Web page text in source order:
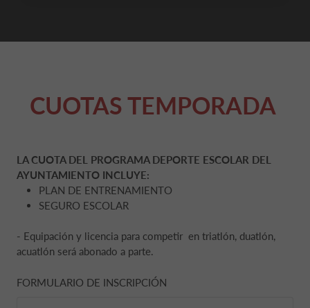
CUOTAS TEMPORADA
LA CUOTA DEL PROGRAMA DEPORTE ESCOLAR DEL
AYUNTAMIENTO INCLUYE:
PLAN DE ENTRENAMIENTO
SEGURO ESCOLAR
- Equipación y licencia para competir en triatlón, duatlón,
acuatlón será abonado a parte.
FORMULARIO DE INSCRIPCIÓN